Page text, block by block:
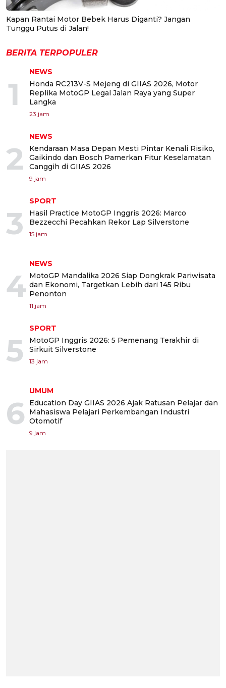
Kapan Rantai Motor Bebek Harus Diganti? Jangan
Tunggu Putus di Jalan!
BERITA TERPOPULER
1
NEWS
Honda RC213V-S Mejeng di GIIAS 2026, Motor
Replika MotoGP Legal Jalan Raya yang Super
Langka
23 jam
2
NEWS
Kendaraan Masa Depan Mesti Pintar Kenali Risiko,
Gaikindo dan Bosch Pamerkan Fitur Keselamatan
Canggih di GIIAS 2026
9 jam
3
SPORT
Hasil Practice MotoGP Inggris 2026: Marco
Bezzecchi Pecahkan Rekor Lap Silverstone
15 jam
4
NEWS
MotoGP Mandalika 2026 Siap Dongkrak Pariwisata
dan Ekonomi, Targetkan Lebih dari 145 Ribu
Penonton
11 jam
5
SPORT
MotoGP Inggris 2026: 5 Pemenang Terakhir di
Sirkuit Silverstone
13 jam
6
UMUM
Education Day GIIAS 2026 Ajak Ratusan Pelajar dan
Mahasiswa Pelajari Perkembangan Industri
Otomotif
9 jam